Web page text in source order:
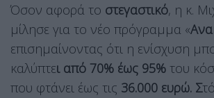
Όσον αφορά το στεγαστικό, η κ.
μίλησε για το νέο πρόγραμμα «
επισημαίνοντας ότι η ενίσχυση
καλύπτει από 70% έως 95% του
που φτάνει έως τις 36.000 ευρώ. Σ